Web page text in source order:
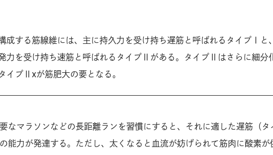
成する筋線維には、主に持久力を受け持ち遅筋と呼ばれるタイプⅠと
力を受け持ち速筋と呼ばれるタイプⅡがある。タイプⅡはさらに細分
イプⅡxが筋肥大の要となる。
なマラソンなどの長距離ランを習慣にすると、それに適した遅筋（
能力が発達する。ただし、太くなると血流が妨げられて筋肉に酸素が